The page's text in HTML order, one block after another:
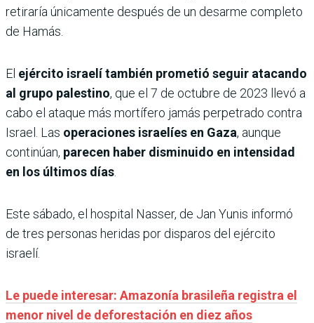
retiraría únicamente después de un desarme completo
de Hamás.
El ejército israelí también prometió seguir atacando
al grupo palestino, que el 7 de octubre de 2023 llevó a
cabo el ataque más mortífero jamás perpetrado contra
Israel. Las operaciones israelíes en Gaza, aunque
continúan, parecen haber disminuido en intensidad
en los últimos días
Este sábado, el hospital Nasser, de Jan Yunis informó
de tres personas heridas por disparos del ejército
israelí.
Le puede interesar: Amazonía brasileña registra el
menor nivel de deforestación en diez años